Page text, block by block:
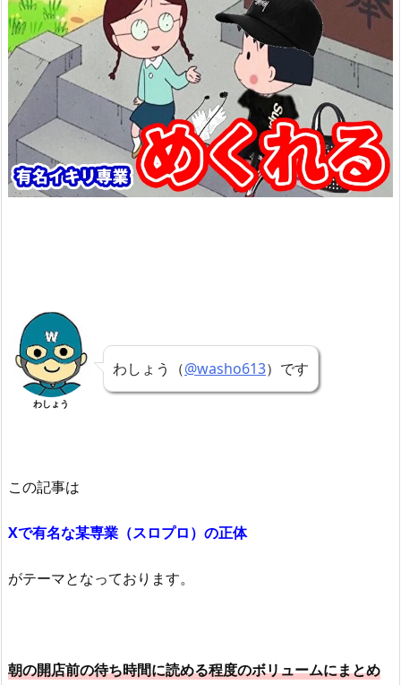
わしょう
わしょう（@washo613）です
この記事は
Xで有名な某専業（スロプロ）の正体
がテーマとなっております。
朝の開店前の待ち時間に読める程度のボリュームにまとめ